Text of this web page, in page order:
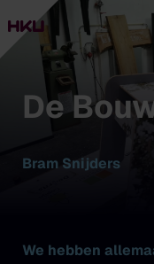
De
Bram Snijders
We hebben